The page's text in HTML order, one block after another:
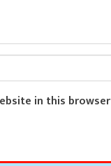
in this